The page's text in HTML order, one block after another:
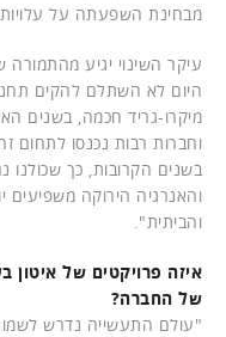
מבחינת השפעתה על עלויות
עיקר השינוי יגיע
היום לא השתלם להקים
מיקרו-גריד חכמה, בשנים
וחברות רבות נכנסו
בשנים הקרובות, כך שכולנו
והאנרגיה הירוקה משפיעים
והביתית".
איזה פרויקטים של
של החברה?
"עולם התעשייה נדרש